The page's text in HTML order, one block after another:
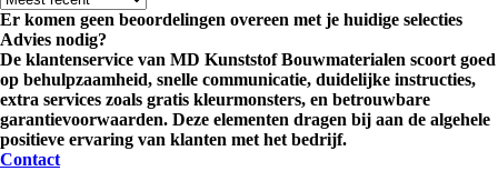
Er komen geen beoordelingen overeen met je huidige selecties
Advies nodig?
De klantenservice van MD Kunststof Bouwmaterialen scoort goed
op behulpzaamheid, snelle communicatie, duidelijke instructies,
extra services zoals gratis kleurmonsters, en betrouwbare
garantievoorwaarden. Deze elementen dragen bij aan de algehele
positieve ervaring van klanten met het bedrijf.
Contact